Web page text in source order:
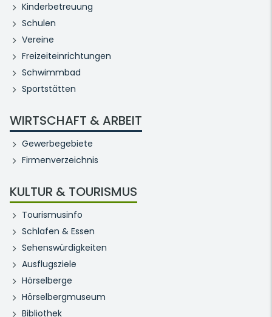
Kinderbetreuung
Schulen
Vereine
Freizeiteinrichtungen
Schwimmbad
Sportstätten
WIRTSCHAFT & ARBEIT
Gewerbegebiete
Firmenverzeichnis
KULTUR & TOURISMUS
Tourismusinfo
Schlafen & Essen
Sehenswürdigkeiten
Ausflugsziele
Hörselberge
Hörselbergmuseum
Bibliothek